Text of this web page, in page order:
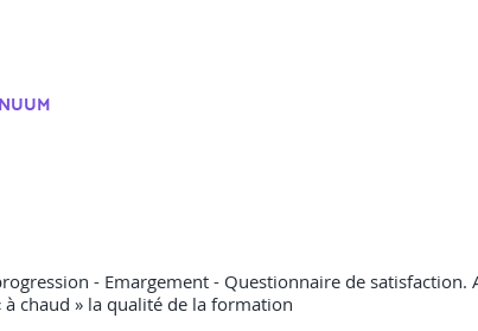
- Emargement - Questionnaire de
à chaud » la qualité de la formation